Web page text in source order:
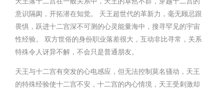
意识隔阂，开拓潜在知觉。 天王超世代的革新力，毫无顾忌跟
畏惧，跃进十二宫深不可测的心灵能量海中，搜寻罕见的宇宙
性经验。 双方世俗的身份职业落差很大，互动非比寻常，关系
特殊令人讶异不解，不会只是普通朋友。
天王与十二宫有突发的心电感应，但无法控制莫名骚动，天王
的特殊经验使十二宫不安，十二宫的内心情境，天王受刺激却